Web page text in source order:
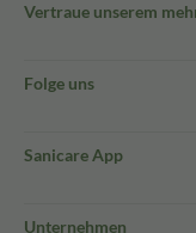
Vertraue unserem
Folge uns
Sanicare App
Unternehmen